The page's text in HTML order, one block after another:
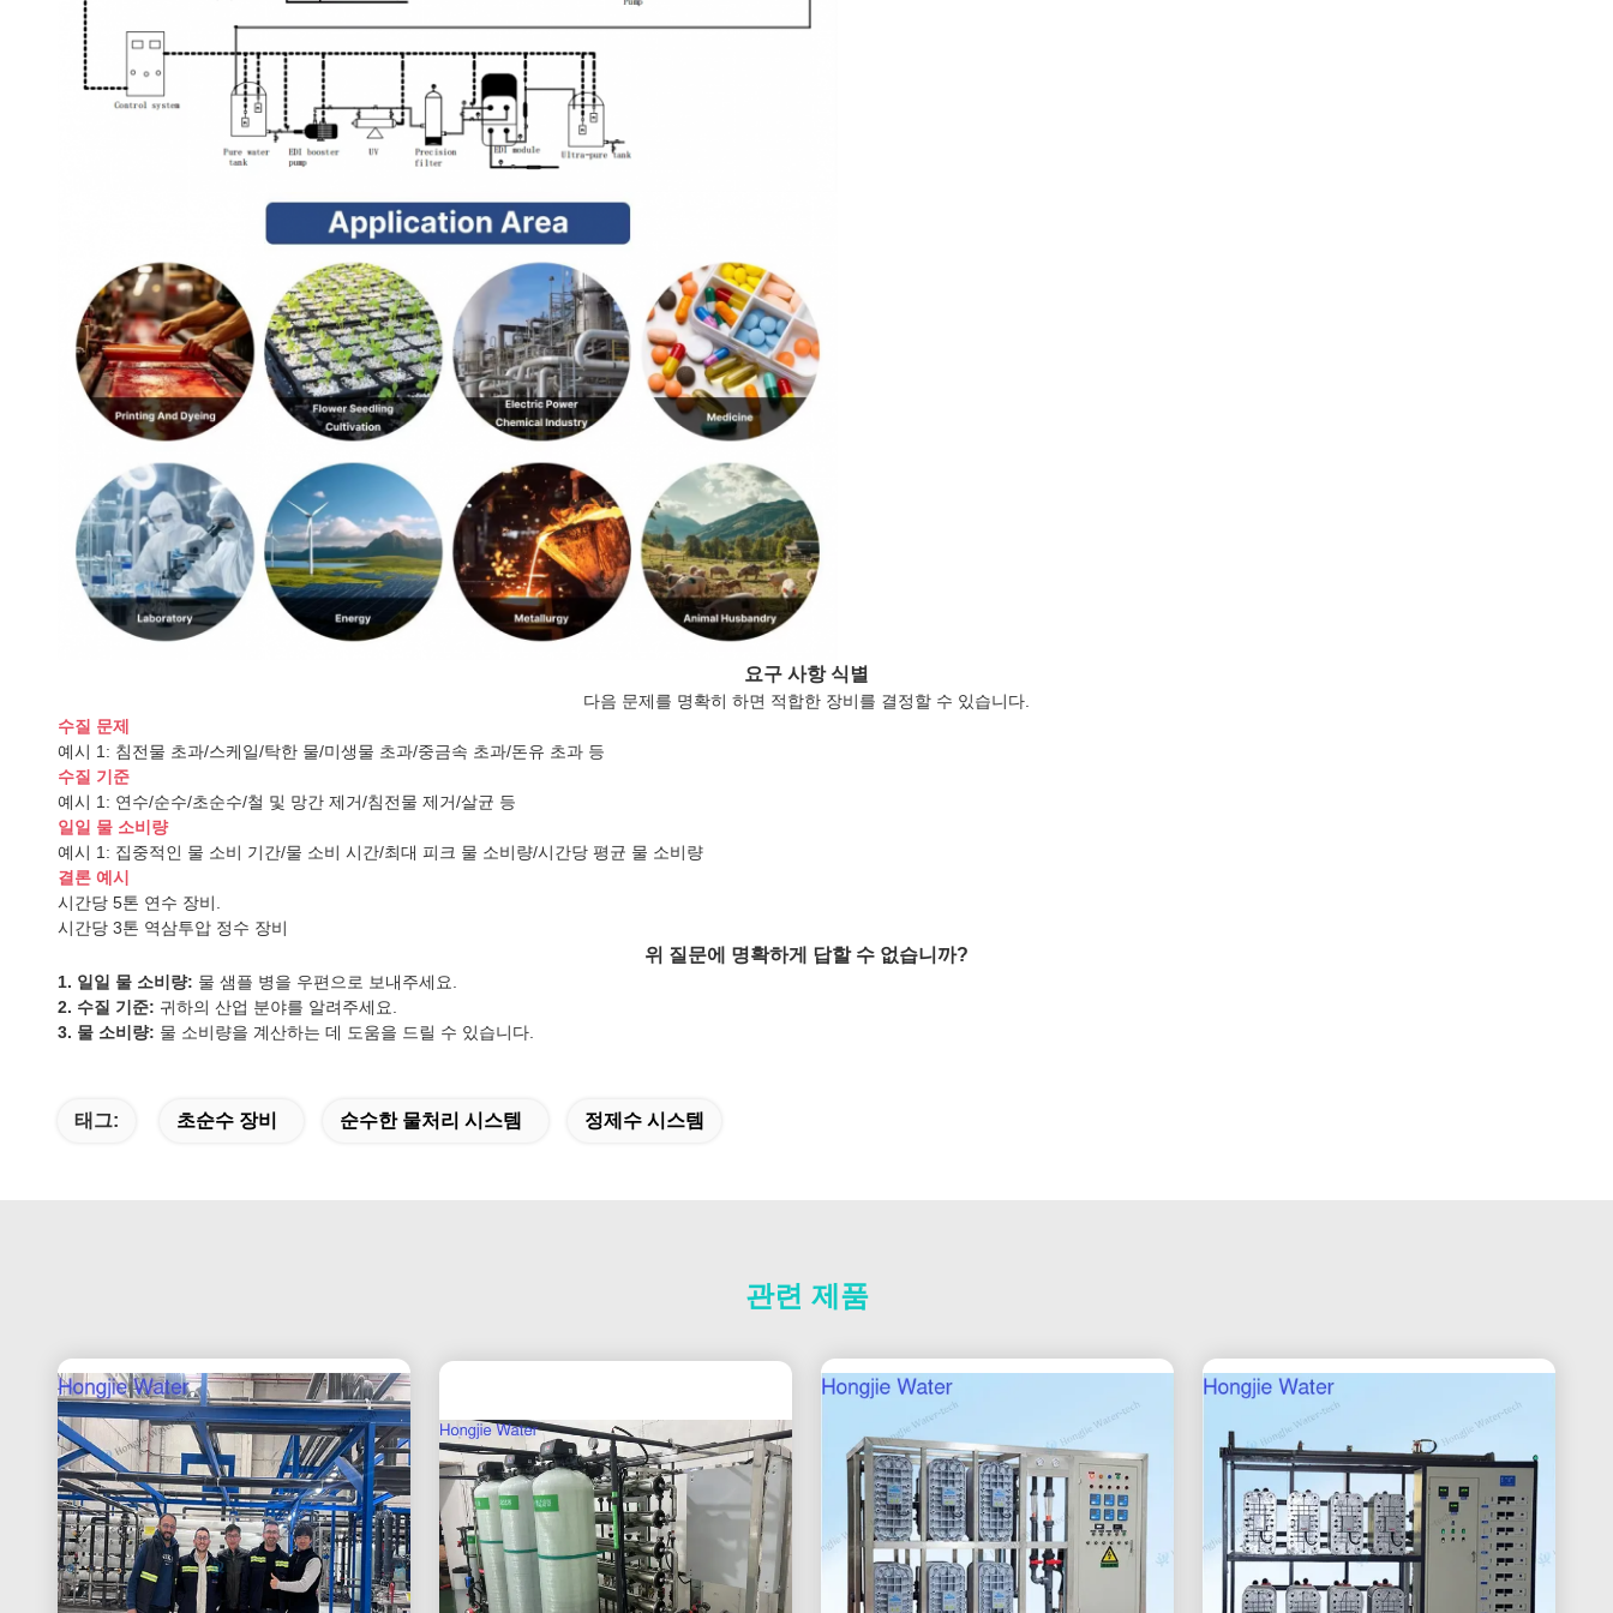
요구 사항 식별
다음 문제를 명확히 하면 적합한 장비를 결정할 수 있습니다.
수질 문제
예시 1: 침전물 초과/스케일/탁한 물/미생물 초과/중금속 초과/돈유 초과 등
수질 기준
예시 1: 연수/순수/초순수/철 및 망간 제거/침전물 제거/살균 등
일일 물 소비량
예시 1: 집중적인 물 소비 기간/물 소비 시간/최대 피크 물 소비량/시간당 평균 물 소비량
결론 예시
시간당 5톤 연수 장비.
시간당 3톤 역삼투압 정수 장비
위 질문에 명확하게 답할 수 없습니까?
1. 일일 물 소비량: 물 샘플 병을 우편으로 보내주세요.
2. 수질 기준: 귀하의 산업 분야를 알려주세요.
3. 물 소비량: 물 소비량을 계산하는 데 도움을 드릴 수 있습니다.
태그: 초순수 장비 순수한 물처리 시스템 정제수 시스템
관련 제품